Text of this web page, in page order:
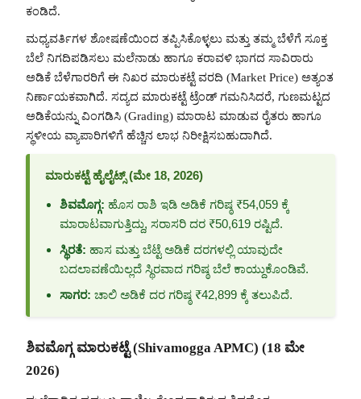
ಕಂಡಿದೆ.
ಮಧ್ಯವರ್ತಿಗಳ ಶೋಷಣೆಯಿಂದ ತಪ್ಪಿಸಿಕೊಳ್ಳಲು ಮತ್ತು ತಮ್ಮ ಬೆಳೆಗೆ ಸೂಕ್ತ
ಬೆಲೆ ನಿಗದಿಪಡಿಸಲು ಮಲೆನಾಡು ಹಾಗೂ ಕರಾವಳಿ ಭಾಗದ ಸಾವಿರಾರು
ಅಡಿಕೆ ಬೆಳೆಗಾರರಿಗೆ ಈ ನಿಖರ ಮಾರುಕಟ್ಟೆ ವರದಿ (Market Price) ಅತ್ಯಂತ
ನಿರ್ಣಾಯಕವಾಗಿದೆ. ಸದ್ಯದ ಮಾರುಕಟ್ಟೆ ಟ್ರೆಂಡ್ ಗಮನಿಸಿದರೆ, ಗುಣಮಟ್ಟದ
ಅಡಿಕೆಯನ್ನು ವಿಂಗಡಿಸಿ (Grading) ಮಾರಾಟ ಮಾಡುವ ರೈತರು ಹಾಗೂ
ಸ್ಥಳೀಯ ವ್ಯಾಪಾರಿಗಳಿಗೆ ಹೆಚ್ಚಿನ ಲಾಭ ನಿರೀಕ್ಷಿಸಬಹುದಾಗಿದೆ.
ಮಾರುಕಟ್ಟೆ ಹೈಲೈಟ್ಸ್ (ಮೇ 18, 2026)
ಶಿವಮೊಗ್ಗ: ಹೊಸ ರಾಶಿ ಇಡಿ ಅಡಿಕೆ ಗರಿಷ್ಠ ₹54,059 ಕ್ಕೆ
ಮಾರಾಟವಾಗುತ್ತಿದ್ದು, ಸರಾಸರಿ ದರ ₹50,619 ರಷ್ಟಿದೆ.
ಸ್ಥಿರತೆ: ಹಾಸ ಮತ್ತು ಬೆಟ್ಟೆ ಅಡಿಕೆ ದರಗಳಲ್ಲಿ ಯಾವುದೇ
ಬದಲಾವಣೆಯಿಲ್ಲದೆ ಸ್ಥಿರವಾದ ಗರಿಷ್ಠ ಬೆಲೆ ಕಾಯ್ದುಕೊಂಡಿವೆ.
ಸಾಗರ: ಚಾಲಿ ಅಡಿಕೆ ದರ ಗರಿಷ್ಠ ₹42,899 ಕ್ಕೆ ತಲುಪಿದೆ.
ಶಿವಮೊಗ್ಗ ಮಾರುಕಟ್ಟೆ (Shivamogga APMC) (18 ಮೇ
2026)